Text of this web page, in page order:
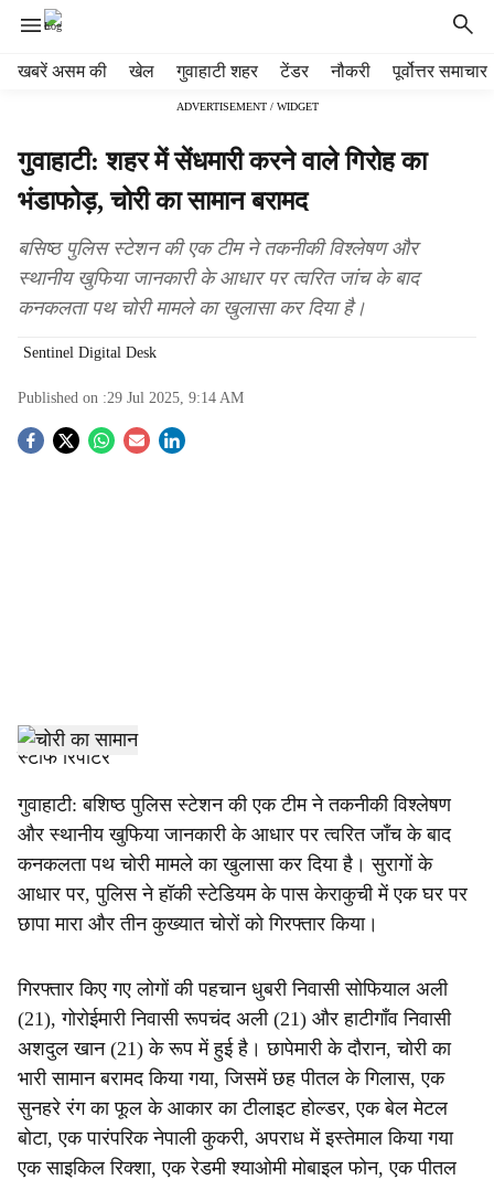
खबरें असम की खेल गुवाहाटी शहर टेंडर नौकरी पूर्वोत्तर समाचार
ADVERTISEMENT / WIDGET
गुवाहाटी: शहर में सेंधमारी करने वाले गिरोह का
भंडाफोड़, चोरी का सामान बरामद
बसिष्ठ पुलिस स्टेशन की एक टीम ने तकनीकी विश्लेषण और
स्थानीय खुफिया जानकारी के आधार पर त्वरित जांच के बाद
कनकलता पथ चोरी मामले का खुलासा कर दिया है।
Sentinel Digital Desk
Published on :29 Jul 2025, 9:14 AM
S
h
a
r
e
स्टाफ रिपोर्टर
गुवाहाटी: बशिष्ठ पुलिस स्टेशन की एक टीम ने तकनीकी विश्लेषण
और स्थानीय खुफिया जानकारी के आधार पर त्वरित जाँच के बाद
कनकलता पथ चोरी मामले का खुलासा कर दिया है। सुरागों के
आधार पर, पुलिस ने हॉकी स्टेडियम के पास केराकुची में एक घर पर
छापा मारा और तीन कुख्यात चोरों को गिरफ्तार किया।
गिरफ्तार किए गए लोगों की पहचान धुबरी निवासी सोफियाल अली
(21), गोरोईमारी निवासी रूपचंद अली (21) और हाटीगाँव निवासी
अशदुल खान (21) के रूप में हुई है। छापेमारी के दौरान, चोरी का
भारी सामान बरामद किया गया, जिसमें छह पीतल के गिलास, एक
सुनहरे रंग का फूल के आकार का टीलाइट होल्डर, एक बेल मेटल
बोटा, एक पारंपरिक नेपाली कुकरी, अपराध में इस्तेमाल किया गया
एक साइकिल रिक्शा, एक रेडमी श्याओमी मोबाइल फोन, एक पीतल